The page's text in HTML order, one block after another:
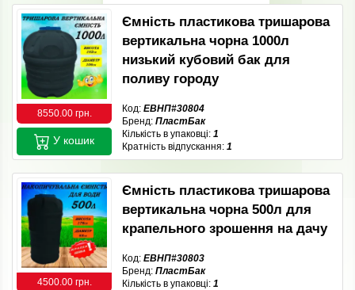
8550.00 грн.
Ємність пластикова тришарова
вертикальна чорна 1000л
низький кубовий бак для
поливу городу
Код: ЕВНП#30804
Бренд: ПластБак
Кількість в упаковці: 1
Кратність відпускання: 1
У кошик
4500.00 грн.
Ємність пластикова тришарова
вертикальна чорна 500л для
крапельного зрошення на дачу
Код: ЕВНП#30803
Бренд: ПластБак
Кількість в упаковці: 1